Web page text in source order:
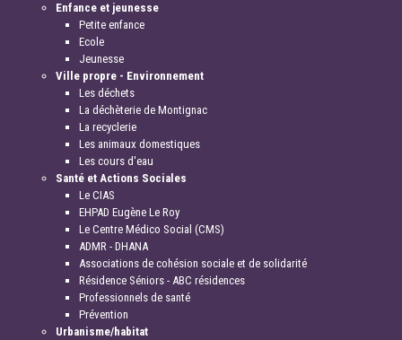
Enfance et jeunesse
Petite enfance
Ecole
Jeunesse
Ville propre - Environnement
Les déchets
La déchèterie de Montignac
La recyclerie
Les animaux domestiques
Les cours d'eau
Santé et Actions Sociales
Le CIAS
EHPAD Eugène Le Roy
Le Centre Médico Social (CMS)
ADMR - DHANA
Associations de cohésion sociale et de solidarité
Résidence Séniors - ABC résidences
Professionnels de santé
Prévention
Urbanisme/habitat